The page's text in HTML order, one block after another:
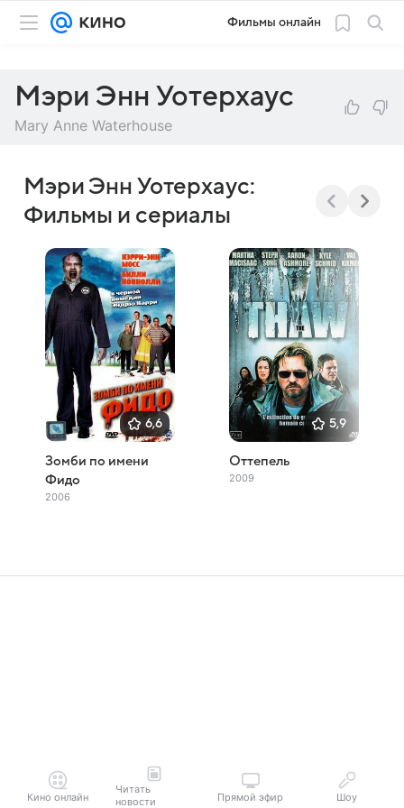
Фильмы онлайн
Мэри Энн Уотерхаус
Mary Anne Waterhouse
Мэри Энн Уотерхаус:
Фильмы и сериалы
6,6
Зомби по имени
Фидо
2006
5,9
Оттепель
2009
Кино онлайн
Читать
новости
Прямой эфир Шоу